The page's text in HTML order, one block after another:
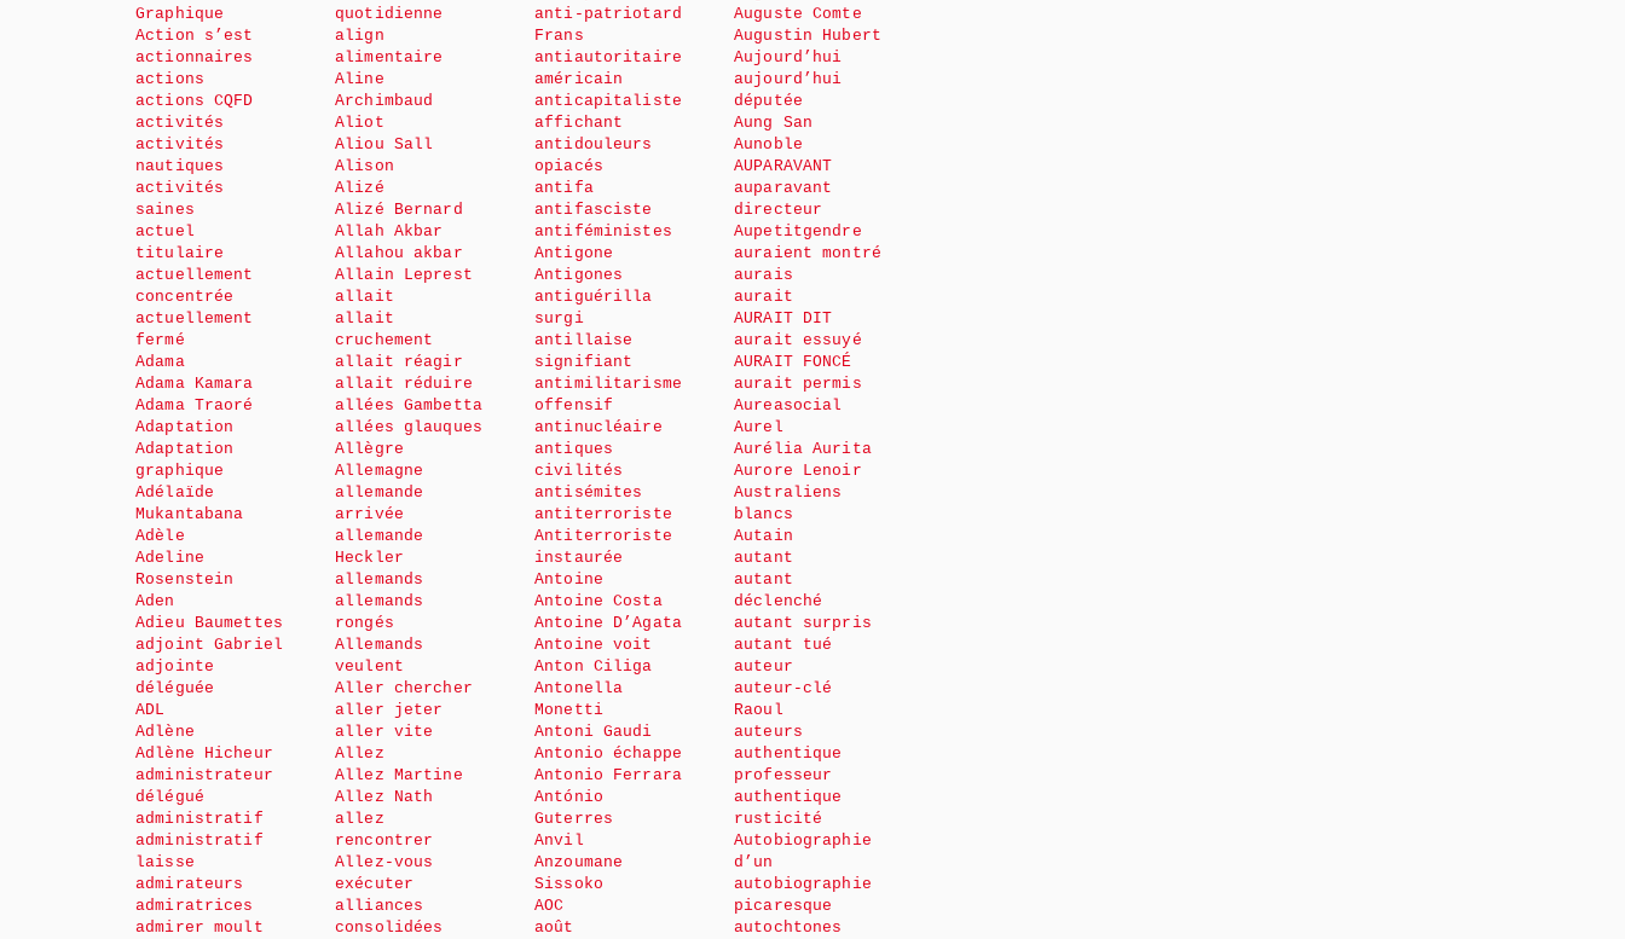
Graphique
Action s’est
actionnaires
actions
actions CQFD
activités
activités
nautiques
activités
saines
actuel
titulaire
actuellement
concentrée
actuellement
fermé
Adama
Adama Kamara
Adama Traoré
Adaptation
Adaptation
graphique
Adélaïde
Mukantabana
Adèle
Adeline
Rosenstein
Aden
Adieu Baumettes
adjoint Gabriel
adjointe
déléguée
ADL
Adlène
Adlène Hicheur
administrateur
délégué
administratif
administratif
laisse
admirateurs
admiratrices
admirer moult
quotidienne
align
alimentaire
Aline
Archimbaud
Aliot
Aliou Sall
Alison
Alizé
Alizé Bernard
Allah Akbar
Allahou akbar
Allain Leprest
allait
allait
cruchement
allait réagir
allait réduire
allées Gambetta
allées glauques
Allègre
Allemagne
allemande
arrivée
allemande
Heckler
allemands
allemands
rongés
Allemands
veulent
Aller chercher
aller jeter
aller vite
Allez
Allez Martine
Allez Nath
allez
rencontrer
Allez-vous
exécuter
alliances
consolidées
anti-patriotard
Frans
antiautoritaire
américain
anticapitaliste
affichant
antidouleurs
opiacés
antifa
antifasciste
antiféministes
Antigone
Antigones
antiguérilla
surgi
antillaise
signifiant
antimilitarisme
offensif
antinucléaire
antiques
civilités
antisémites
antiterroriste
Antiterroriste
instaurée
Antoine
Antoine Costa
Antoine D’Agata
Antoine voit
Anton Ciliga
Antonella
Monetti
Antoni Gaudi
Antonio échappe
Antonio Ferrara
António
Guterres
Anvil
Anzoumane
Sissoko
AOC
août
Auguste Comte
Augustin Hubert
Aujourd’hui
aujourd’hui
députée
Aung San
Aunoble
AUPARAVANT
auparavant
directeur
Aupetitgendre
auraient montré
aurais
aurait
AURAIT DIT
aurait essuyé
AURAIT FONCÉ
aurait permis
Aureasocial
Aurel
Aurélia Aurita
Aurore Lenoir
Australiens
blancs
Autain
autant
autant
déclenché
autant surpris
autant tué
auteur
auteur-clé
Raoul
auteurs
authentique
professeur
authentique
rusticité
Autobiographie
d’un
autobiographie
picaresque
autochtones